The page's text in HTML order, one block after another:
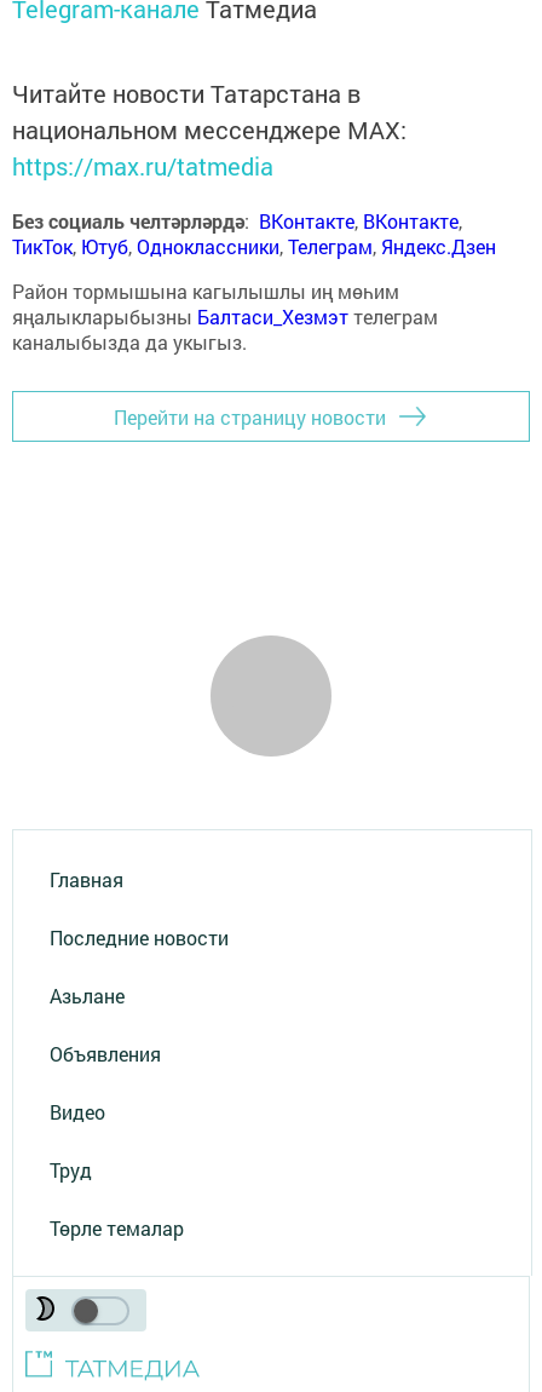
Telegram-канале Татмедиа
Читайте новости Татарстана в
национальном мессенджере MАХ:
https://max.ru/tatmedia
Без социаль челтәрләрдә: ВКонтакте, ВКонтакте,
ТикТок, Ютуб,Одноклассники,Телеграм, Яндекс.Дзен
Район тормышына кагылышлы иң мөһим
яңалыкларыбызны Балтаси_Хезмэттелеграм
каналыбызда да укыгыз.
Перейти на страницу новости
Главная
Последние новости
Азьлане
Объявления
Видео
Труд
Төрле темалар